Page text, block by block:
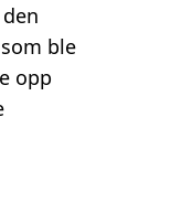
ble
opp